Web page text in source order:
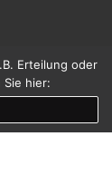
Erteilung oder
hier: